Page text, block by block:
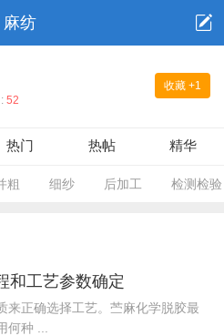
麻纺
收藏 +1
52
热门 热帖 精华
粗 细纱 后加工 检测检验
和工艺参数确定
来正确选择工艺。苎麻化学脱胶最
种 ...